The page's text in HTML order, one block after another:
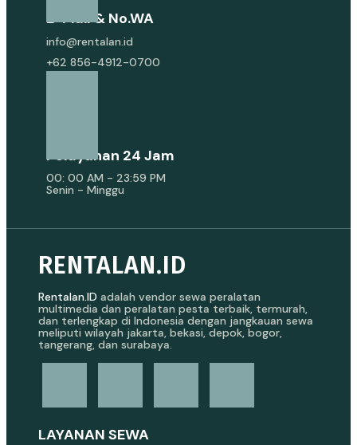
E-Mail & No.WA
info@rentalan.id
+62 856-4912-0700
Pelayanan 24 Jam
00: 00 AM - 23:59 PM
Senin - Minggu
RENTALAN.ID
Rentalan.ID adalah vendor sewa peralatan
multimedia dan peralatan pesta terbaik, termurah,
dan terlengkap di Indonesia dengan jangkauan sewa
meliputi wilayah jakarta, bekasi, depok, bogor,
tangerang, dan surabaya.
LAYANAN SEWA